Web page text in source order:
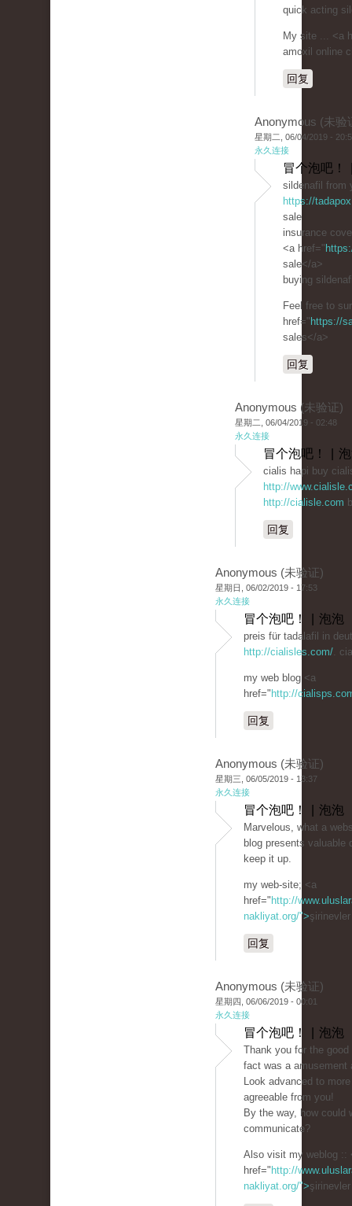
quick acting
My site ... <a
amoxil online
回复
Anonymous (未验
星期二, 06/04/2019 -
永久连接
冒个泡吧！
sildenafil from
https://
sale
insurance
<a href="
sale</a>
buying
Feel free to
href=" https://
sales</a>
回复
Anonymous (未验证)
星期二, 06/04/2019 - 02:48
永久连接
冒个泡吧！ |
cialis hapi buy
http://
http://cialisle.com
回复
Anonymous (未验证)
星期日, 06/02/2019 - 17:53
永久连接
冒个泡吧！ | 泡泡
preis für tadalafil in
http://cialisles.com/.
my web blog <a
href=" http://
回复
Anonymous (未验证)
星期三, 06/05/2019 - 13:37
永久连接
冒个泡吧！ | 泡泡
Marvelous, what a
blog presents valuable
keep it up.
my web-site; <a
href=" http://
nakliyat.org/">
回复
Anonymous (未验证)
星期四, 06/06/2019 - 00:01
永久连接
冒个泡吧！ | 泡泡
Thank you for the
fact was a amusement
Look advanced to
agreeable from you!
By the way, how could
communicate?
Also visit my weblog ::
href=" http://
nakliyat.org/">